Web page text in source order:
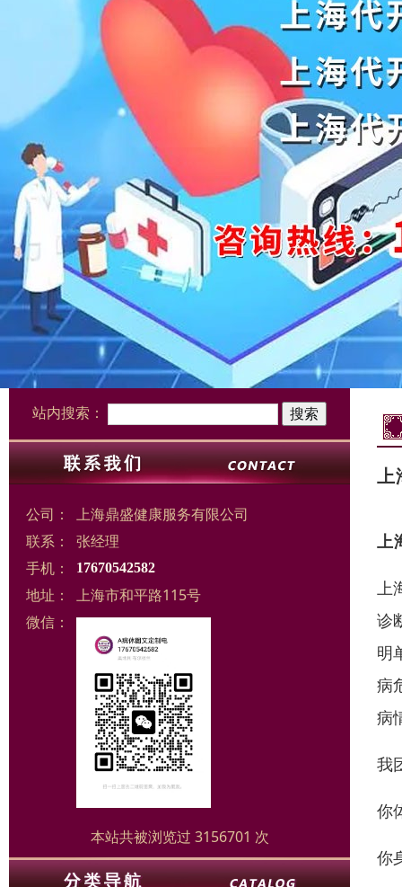
站内搜索：
公司：
上海鼎盛健康服务有限公司
联系：
张经理
手机：
17670542582
地址：
上海市和平路115号
微信：
本站共被浏览过 3156701 次
上
上
上
诊
明
病
病
我
你
你